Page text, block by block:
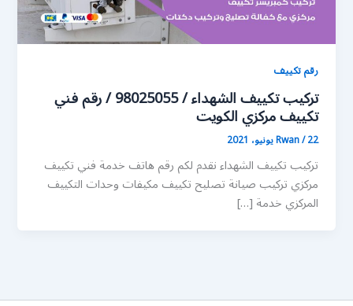
رقم تكييف
تركيب تكييف الشهداء / 98025055 / رقم فني
تكييف مركزي الكويت
Rwan/22 يونيو، 2021
تركيب تكييف الشهداء نقدم لكم رقم هاتف خدمة فني تكييف
مركزي تركيب صيانة تصليح تكييف مكيفات وحدات التكييف
المركزي خدمة […]